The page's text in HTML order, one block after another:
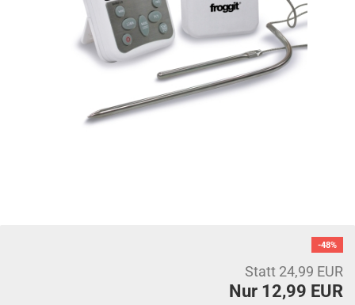
-48%
Statt 24,99 EUR
Nur 12,99 EUR